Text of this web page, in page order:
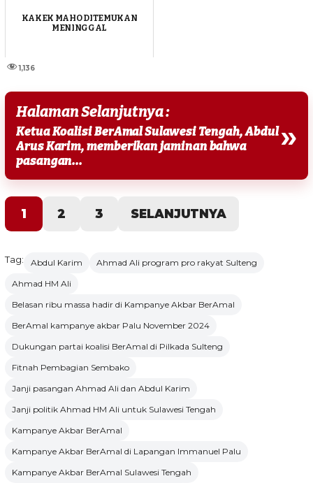
KAKEK MAHO DITEMUKAN
MENINGGAL
1,136
Halaman Selanjutnya :
Ketua Koalisi BerAmal Sulawesi Tengah, Abdul
Arus Karim, memberikan jaminan bahwa
pasangan...
»
1 2 3 SELANJUTNYA
Tag: Abdul Karim
Ahmad Ali program pro rakyat Sulteng
Ahmad HM Ali
Belasan ribu massa hadir di Kampanye Akbar BerAmal
BerAmal kampanye akbar Palu November 2024
Dukungan partai koalisi BerAmal di Pilkada Sulteng
Fitnah Pembagian Sembako
Janji pasangan Ahmad Ali dan Abdul Karim
Janji politik Ahmad HM Ali untuk Sulawesi Tengah
Kampanye Akbar BerAmal
Kampanye Akbar BerAmal di Lapangan Immanuel Palu
Kampanye Akbar BerAmal Sulawesi Tengah